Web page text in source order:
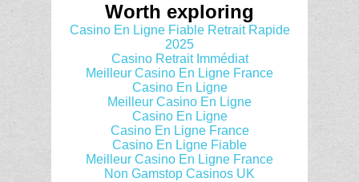
Worth exploring
Casino En Ligne Fiable Retrait Rapide
2025
Casino Retrait Immédiat
Meilleur Casino En Ligne France
Casino En Ligne
Meilleur Casino En Ligne
Casino En Ligne
Casino En Ligne France
Casino En Ligne Fiable
Meilleur Casino En Ligne France
Non Gamstop Casinos UK